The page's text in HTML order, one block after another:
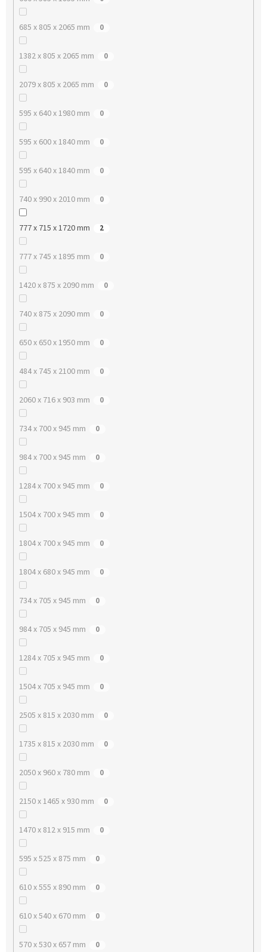
685 x 805 x 2065 mm 0
1382 x 805 x 2065 mm 0
2079 x 805 x 2065 mm 0
595 x 640 x 1980 mm 0
595 x 600 x 1840 mm 0
595 x 640 x 1840 mm 0
740 x 990 x 2010 mm 0
777 x 715 x 1720 mm 2
777 x 745 x 1895 mm 0
1420 x 875 x 2090 mm 0
740 x 875 x 2090 mm 0
650 x 650 x 1950 mm 0
484 x 745 x 2100 mm 0
2060 x 716 x 903 mm 0
734 x 700 x 945 mm 0
984 x 700 x 945 mm 0
1284 x 700 x 945 mm 0
1504 x 700 x 945 mm 0
1804 x 700 x 945 mm 0
1804 x 680 x 945 mm 0
734 x 705 x 945 mm 0
984 x 705 x 945 mm 0
1284 x 705 x 945 mm 0
1504 x 705 x 945 mm 0
2505 x 815 x 2030 mm 0
1735 x 815 x 2030 mm 0
2050 x 960 x 780 mm 0
2150 x 1465 x 930 mm 0
1470 x 812 x 915 mm 0
595 x 525 x 875 mm 0
610 x 555 x 890 mm 0
610 x 540 x 670 mm 0
570 x 530 x 657 mm 0